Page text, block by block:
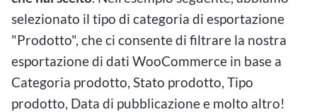
selezionato il tipo di categoria di esportazione
"Prodotto", che ci consente di filtrare la nostra
esportazione di dati WooCommerce in base a
Categoria prodotto, Stato prodotto, Tipo
prodotto, Data di pubblicazione e molto altro!